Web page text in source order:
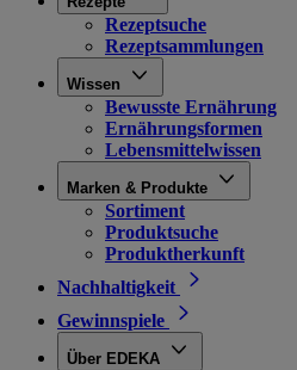
Rezeptsuche
Rezeptsammlungen
Wissen
Bewusste Ernährung
Ernährungsformen
Lebensmittelwissen
Marken & Produkte
Sortiment
Produktsuche
Produktherkunft
Nachhaltigkeit
Gewinnspiele
Über EDEKA